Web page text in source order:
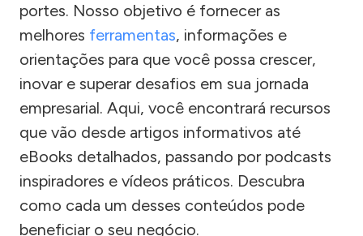
portes. Nosso objetivo é fornecer as
melhores ferramentas, informações e
orientações para que você possa crescer,
inovar e superar desafios em sua jornada
empresarial. Aqui, você encontrará recursos
que vão desde artigos informativos até
eBooks detalhados, passando por podcasts
inspiradores e vídeos práticos. Descubra
como cada um desses conteúdos pode
beneficiar o seu negócio.